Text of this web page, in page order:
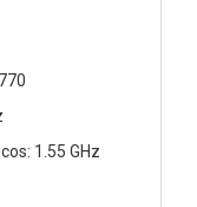
1.55 GHz